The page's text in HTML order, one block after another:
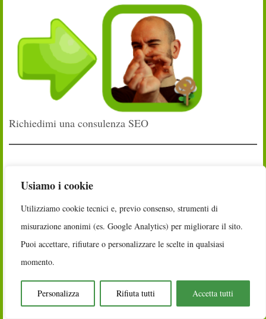
Usiamo i cookie
Utilizziamo cookie tecnici e, previo consenso, strumenti di
misurazione anonimi (es. Google Analytics) per migliorare il sito.
Puoi accettare, rifiutare o personalizzare le scelte in qualsiasi
momento.
Personalizza Rifiuta tutti Accetta tutti
Richiedimi una consulenza SEO
Come faccio Keyword Research
Come gestire i tag su Wordpress
Come diventare web "CopryWater"
Come fare un piano editoriale SEO